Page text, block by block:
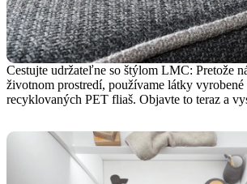
Cestujte udržateľne so štýlom LMC: Pretože
životnom prostredí, používame látky vyrobené
recyklovaných PET fliaš. Objavte to teraz a